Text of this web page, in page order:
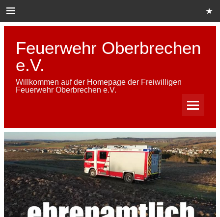
Feuerwehr Oberbrechen
e.V.
Willkommen auf der Homepage der Freiwilligen
Feuerwehr Oberbrechen e.V.